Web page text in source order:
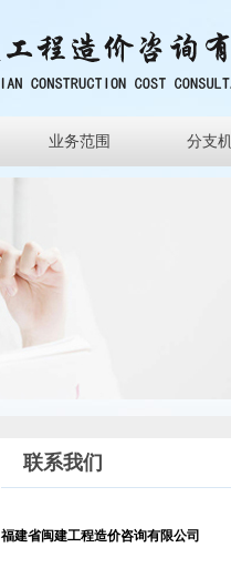
分支
业务范围
联系我们
福建省闽建工程造价咨询有限公司